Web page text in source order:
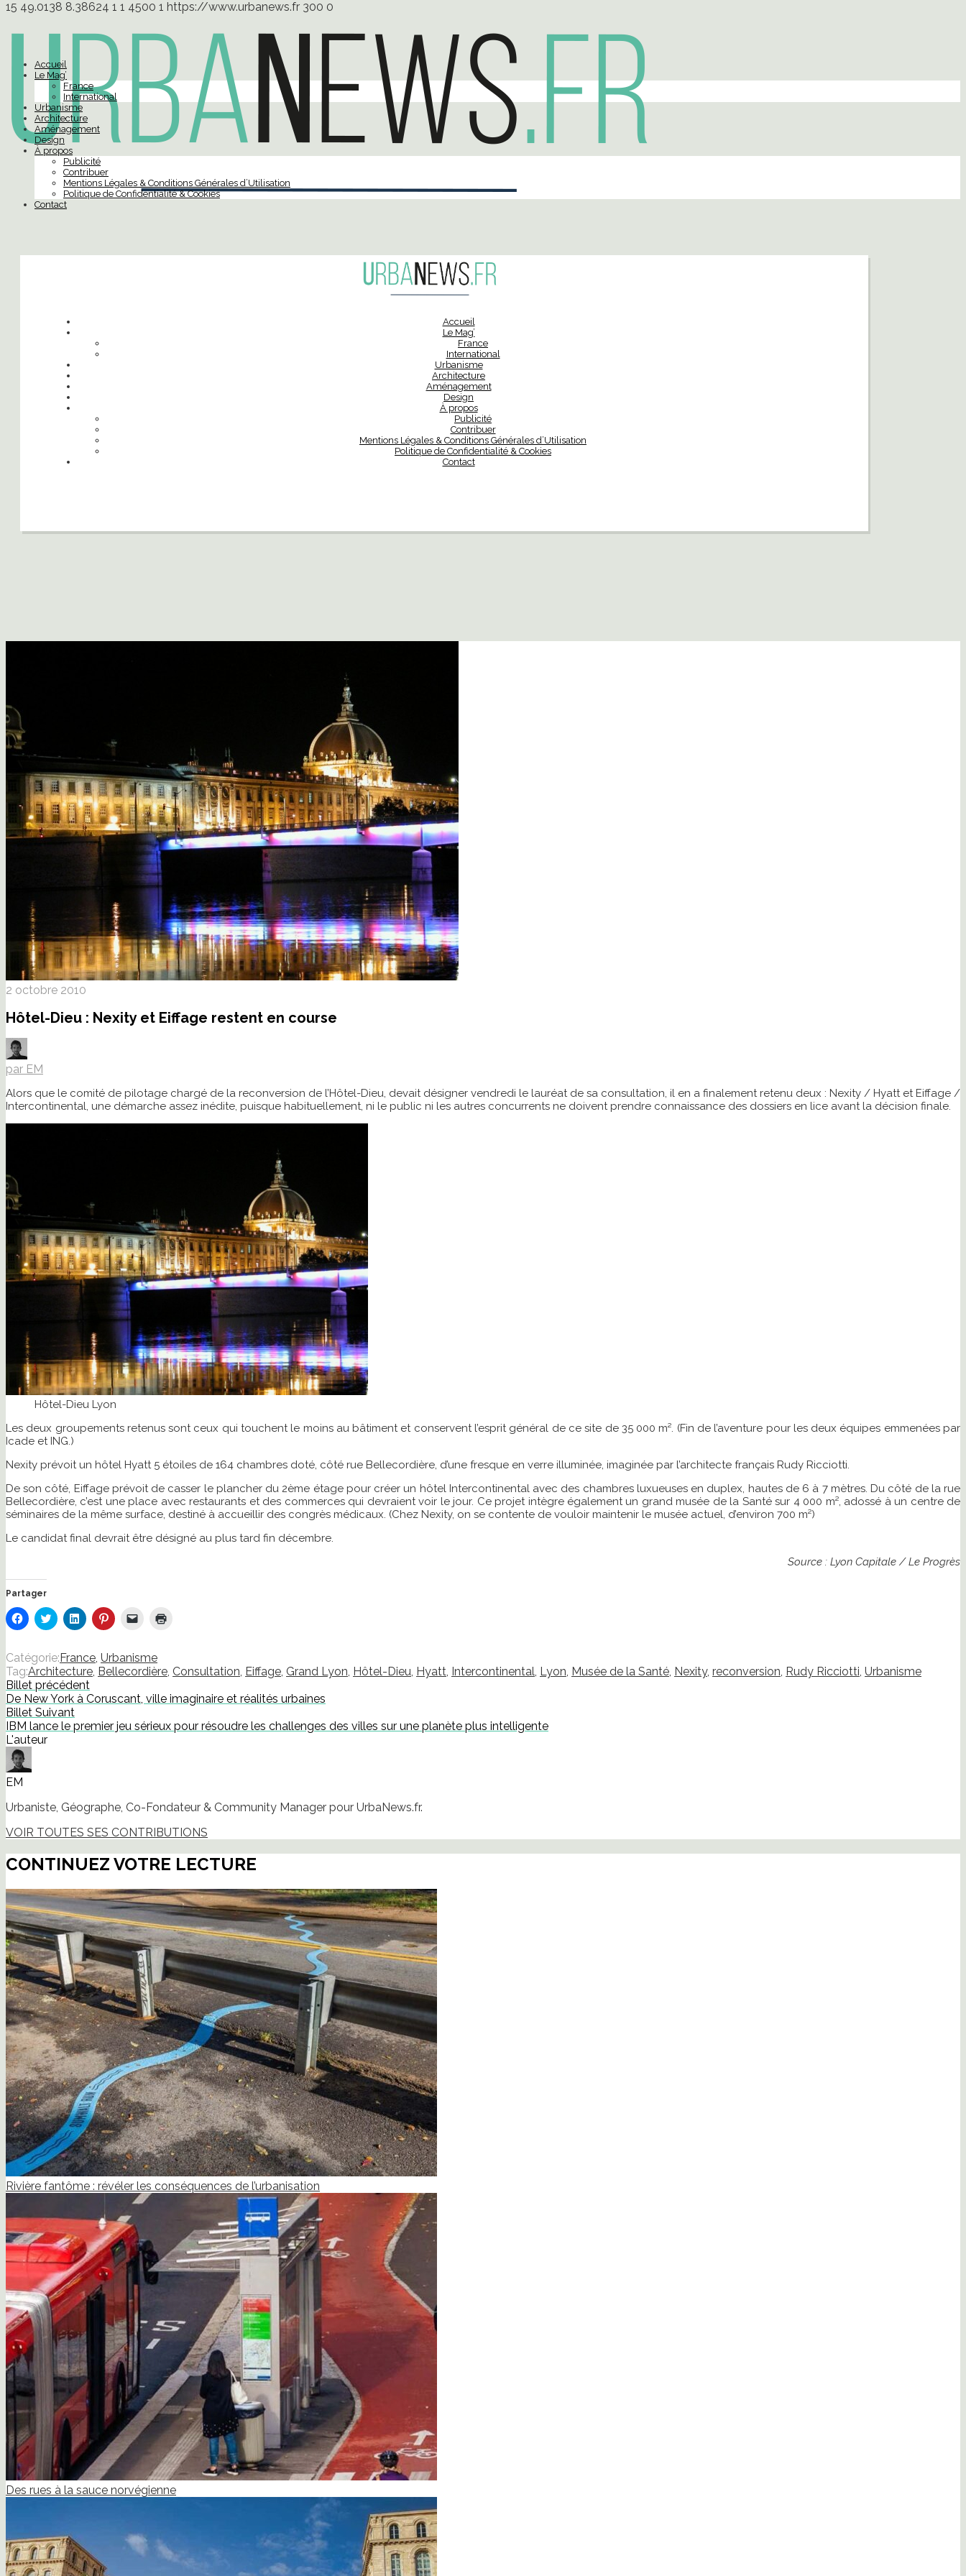
15 49.0138 8.38624 1 1 4500 1 https://www.urbanews.fr 300 0
Accueil
Le Mag’
France
International
Urbanisme
Architecture
Aménagement
Design
À propos
Publicité
Contribuer
Mentions Légales & Conditions Générales d’Utilisation
Politique de Confidentialité & Cookies
Contact
Accueil
Le Mag’
France
International
Urbanisme
Architecture
Aménagement
Design
À propos
Publicité
Contribuer
Mentions Légales & Conditions Générales d’Utilisation
Politique de Confidentialité & Cookies
Contact
2 octobre 2010
Hôtel-Dieu : Nexity et Eiffage restent en course
par EM
Alors que le comité de pilotage chargé de la reconversion de l’Hôtel-Dieu, devait désigner vendredi le lauréat de sa consultation, il en a finalement retenu deux : Nexity / Hyatt et Eiffage /
Intercontinental, une démarche assez inédite, puisque habituellement, ni le public ni les autres concurrents ne doivent prendre connaissance des dossiers en lice avant la décision finale.
Hôtel-Dieu Lyon
Les deux groupements retenus sont ceux qui touchent le moins au bâtiment et conservent l’esprit général de ce site de 35 000 m². (Fin de l’aventure pour les deux équipes emmenées par
Icade et ING.)
Nexity prévoit un hôtel Hyatt 5 étoiles de 164 chambres doté, côté rue Bellecordière, d’une fresque en verre illuminée, imaginée par l’architecte français Rudy Ricciotti.
De son côté, Eiffage prévoit de casser le plancher du 2ème étage pour créer un hôtel Intercontinental avec des chambres luxueuses en duplex, hautes de 6 à 7 mètres. Du côté de la rue
Bellecordière, c’est une place avec restaurants et des commerces qui devraient voir le jour. Ce projet intègre également un grand musée de la Santé sur 4 000 m², adossé à un centre de
séminaires de la même surface, destiné à accueillir des congrès médicaux. (Chez Nexity, on se contente de vouloir maintenir le musée actuel, d’environ 700 m²)
Le candidat final devrait être désigné au plus tard fin décembre.
Source : Lyon Capitale / Le Progrès
Partager
Cliquez
pour
Facebook(ouvre
dans
une
nouvelle
fenêtre)
Cliquez
pour
Twitter(ouvre
dans
une
nouvelle
fenêtre)
Cliquez
pour
LinkedIn(ouvre
dans
une
nouvelle
fenêtre)
Cliquez
pour
Pinterest(ouvre
dans
une
fenêtre)
Cliquer
pour
lien
par
e-
un
dans
une
fenêtre)
Catégorie: France, Urbanisme
Tag:Architecture, Bellecordière, Consultation, Eiffage, Grand Lyon, Hôtel-Dieu, Hyatt, Intercontinental, Lyon, Musée de la Santé, Nexity, reconversion, Rudy Ricciotti, Urbanisme
Billet précédent
De New York à Coruscant, ville imaginaire et réalités urbaines
Billet Suivant
IBM lance le premier jeu sérieux pour résoudre les challenges des villes sur une planète plus intelligente
L'auteur
EM
Urbaniste, Géographe, Co-Fondateur & Community Manager pour UrbaNews.fr.
VOIR TOUTES SES CONTRIBUTIONS
CONTINUEZ VOTRE LECTURE
Rivière fantôme : révéler les conséquences de l’urbanisation
Des rues à la sauce norvégienne